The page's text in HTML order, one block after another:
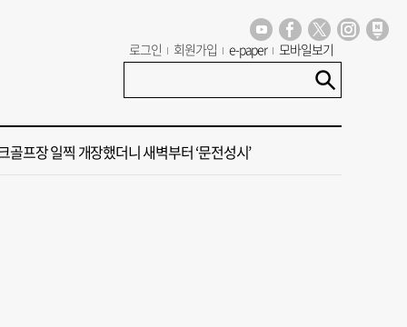
로그인 회원가입 e-paper 모바일보기
청사, 북항 재개발 부지 복합항만지구 확정
골프장 일찍 개장했더니 새벽부터 ‘문전성시’
기 만에 노조 생긴 두 기업, 닮은 꼴 노사 갈등